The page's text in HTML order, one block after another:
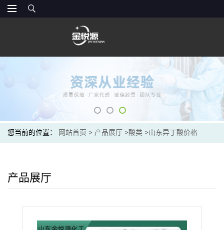
您当前的位置： 网站首页 > 产品展厅 >酸类 >山东异丁酸价格
产品展厅